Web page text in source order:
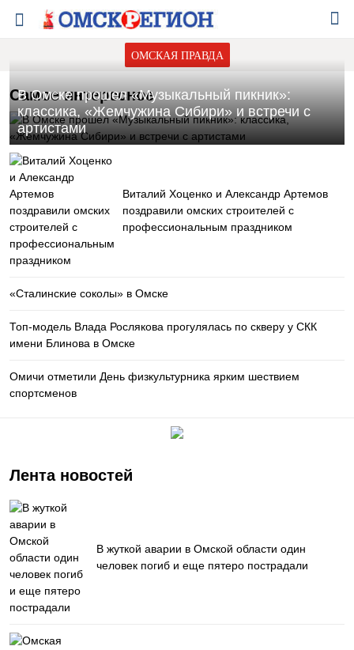
ОМСКАЯ ПРАВДА
Самое интересное
В Омске прошел «Музыкальный пикник»:
классика, «Жемчужина Сибири» и встречи с
артистами
Виталий Хоценко и Александр Артемов
поздравили омских строителей с
профессиональным праздником
«Сталинские соколы» в Омске
Топ-модель Влада Рослякова прогулялась по скверу у СКК
имени Блинова в Омске
Омичи отметили День физкультурника ярким шествием
спортсменов
Лента новостей
В жуткой аварии в Омской области один
человек погиб и еще пятеро пострадали